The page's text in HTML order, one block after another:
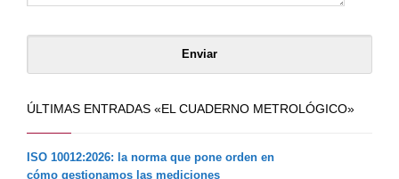
ÚLTIMAS ENTRADAS «EL CUADERNO METROLÓGICO»
ISO 10012:2026: la norma que pone orden en
cómo gestionamos las mediciones